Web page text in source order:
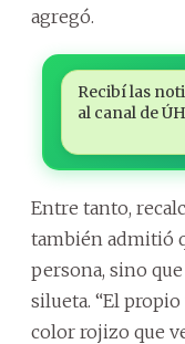
agregó.
Recibí las
al canal de
Entre tanto,
también admitió
persona, sino
silueta. “El
color rojizo que